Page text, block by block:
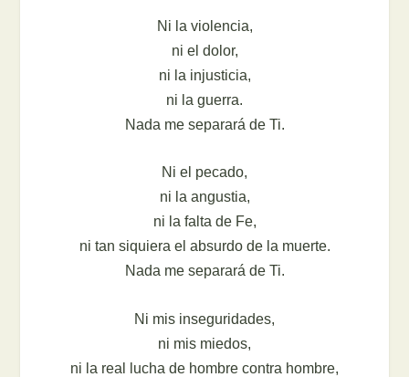
Ni la violencia,
ni el dolor,
ni la injusticia,
ni la guerra.
Nada me separará de Ti.
Ni el pecado,
ni la angustia,
ni la falta de Fe,
ni tan siquiera el absurdo de la muerte.
Nada me separará de Ti.
Ni mis inseguridades,
ni mis miedos,
ni la real lucha de hombre contra hombre,